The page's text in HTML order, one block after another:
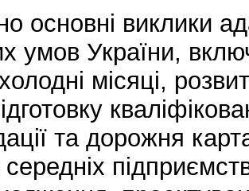
основні виклики
умов України,
місяці,
та дорожня